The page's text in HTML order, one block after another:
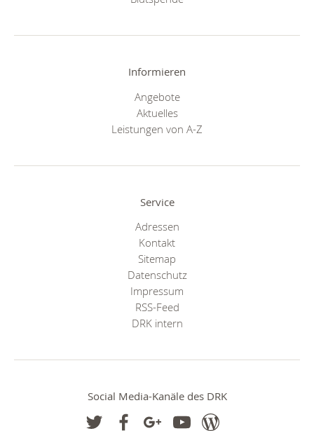
Informieren
Angebote
Aktuelles
Leistungen von A-Z
Service
Adressen
Kontakt
Sitemap
Datenschutz
Impressum
RSS-Feed
DRK intern
Social Media-Kanäle des DRK